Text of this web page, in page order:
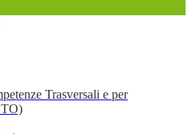
Trasversali e per